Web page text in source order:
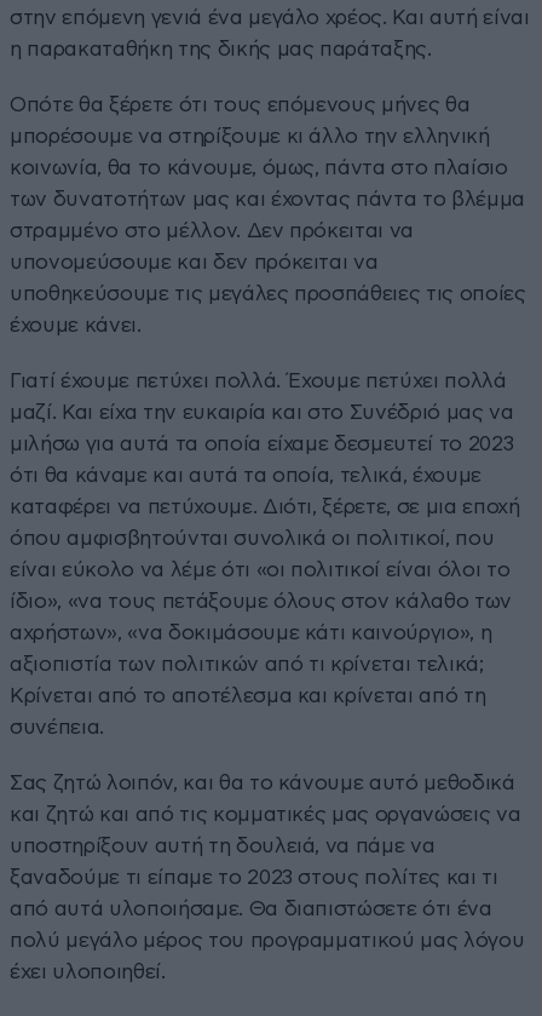
στην επόμενη γενιά ένα μεγάλο χρέος. Και αυτή είναι
η παρακαταθήκη της δικής μας παράταξης.
Οπότε θα ξέρετε ότι τους επόμενους μήνες θα
μπορέσουμε να στηρίξουμε κι άλλο την ελληνική
κοινωνία, θα το κάνουμε, όμως, πάντα στο πλαίσιο
των δυνατοτήτων μας και έχοντας πάντα το βλέμμα
στραμμένο στο μέλλον. Δεν πρόκειται να
υπονομεύσουμε και δεν πρόκειται να
υποθηκεύσουμε τις μεγάλες προσπάθειες τις οποίες
έχουμε κάνει.
Γιατί έχουμε πετύχει πολλά. Έχουμε πετύχει πολλά
μαζί. Και είχα την ευκαιρία και στο Συνέδριό μας να
μιλήσω για αυτά τα οποία είχαμε δεσμευτεί το 2023
ότι θα κάναμε και αυτά τα οποία, τελικά, έχουμε
καταφέρει να πετύχουμε. Διότι, ξέρετε, σε μια εποχή
όπου αμφισβητούνται συνολικά οι πολιτικοί, που
είναι εύκολο να λέμε ότι «οι πολιτικοί είναι όλοι το
ίδιο», «να τους πετάξουμε όλους στον κάλαθο των
αχρήστων», «να δοκιμάσουμε κάτι καινούργιο», η
αξιοπιστία των πολιτικών από τι κρίνεται τελικά;
Κρίνεται από το αποτέλεσμα και κρίνεται από τη
συνέπεια.
Σας ζητώ λοιπόν, και θα το κάνουμε αυτό μεθοδικά
και ζητώ και από τις κομματικές μας οργανώσεις να
υποστηρίξουν αυτή τη δουλειά, να πάμε να
ξαναδούμε τι είπαμε το 2023 στους πολίτες και τι
από αυτά υλοποιήσαμε. Θα διαπιστώσετε ότι ένα
πολύ μεγάλο μέρος του προγραμματικού μας λόγου
έχει υλοποιηθεί.